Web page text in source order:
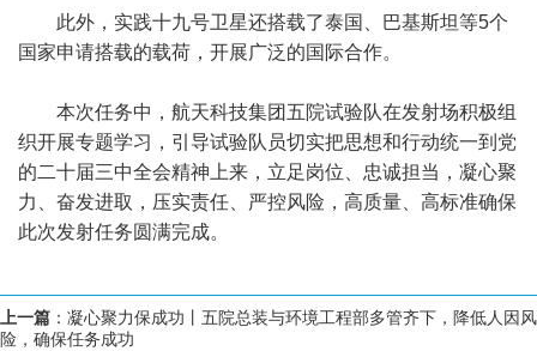
此外，实践十九号卫星还搭载了泰国、巴基斯坦等5个
国家申请搭载的载荷，开展广泛的国际合作。
本次任务中，航天科技集团五院试验队在发射场积极组
织开展专题学习，引导试验队员切实把思想和行动统一到党
的二十届三中全会精神上来，立足岗位、忠诚担当，凝心聚
力、奋发进取，压实责任、严控风险，高质量、高标准确保
此次发射任务圆满完成。
上一篇 ： 凝心聚力保成功丨五院总装与环境工程部多管齐下，降低人因风
险，确保任务成功